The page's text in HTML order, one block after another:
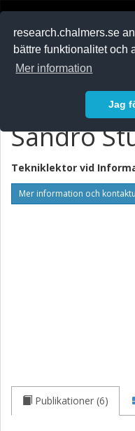
research.chalmers.se
bättre funktionalitet och
Mer information
Jag
Sandro
Tekniklektor vid
Mer information och
Publikationer (6)